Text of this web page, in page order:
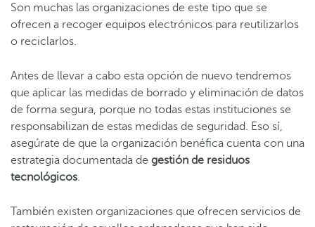
Son muchas las organizaciones de este tipo que se
ofrecen a recoger equipos electrónicos para reutilizarlos
o reciclarlos.
Antes de llevar a cabo esta opción de nuevo tendremos
que aplicar las medidas de borrado y eliminación de datos
de forma segura, porque no todas estas instituciones se
responsabilizan de estas medidas de seguridad. Eso sí,
asegúrate de que la organización benéfica cuenta con una
estrategia documentada de gestión de residuos
tecnológicos.
También existen organizaciones que ofrecen servicios de